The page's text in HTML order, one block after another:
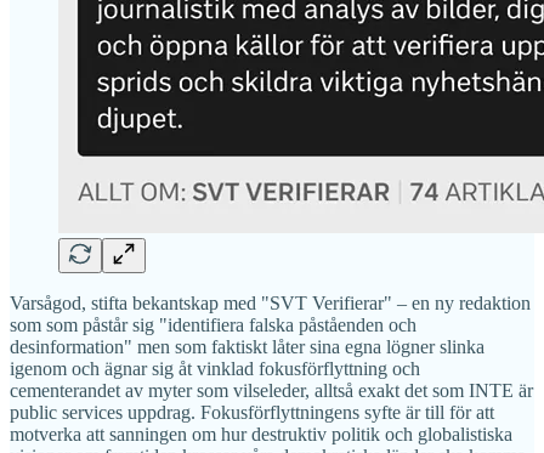
Varsågod, stifta bekantskap med "SVT Verifierar" – en ny redaktion
som som påstår sig "identifiera falska påståenden och
desinformation" men som faktiskt låter sina egna lögner slinka
igenom och ägnar sig åt vinklad fokusförflyttning och
cementerandet av myter som vilseleder, alltså exakt det som INTE är
public services uppdrag. Fokusförflyttningens syfte är till för att
motverka att sanningen om hur destruktiv politik och globalistiska